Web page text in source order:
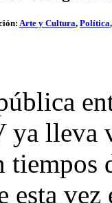
Arte y Cultura, Política,
ya lleva
esta